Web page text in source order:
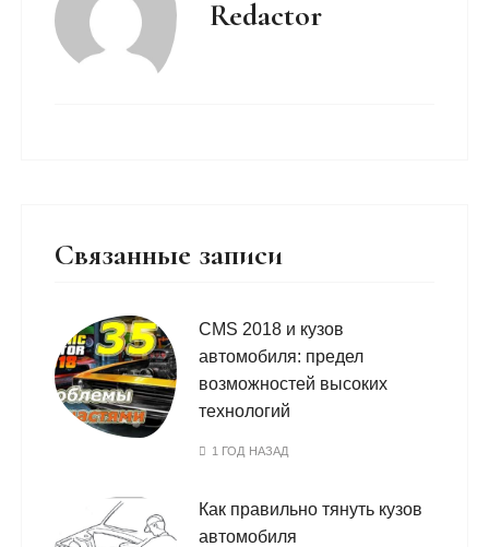
Redactor
Связанные записи
CMS 2018 и кузов
автомобиля: предел
возможностей высоких
технологий
1 ГОД НАЗАД
Как правильно тянуть кузов
автомобиля